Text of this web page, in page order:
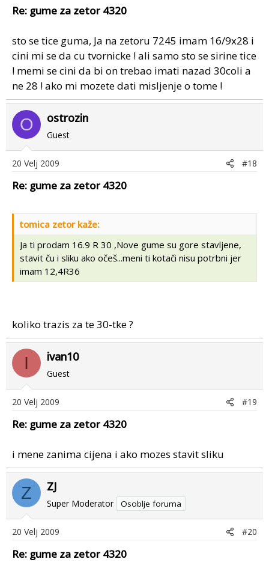
Re: gume za zetor 4320
sto se tice guma, Ja na zetoru 7245 imam 16/9x28 i
cini mi se da cu tvornicke ! ali samo sto se sirine tice
! memi se cini da bi on trebao imati nazad 30coli a
ne 28 ! ako mi mozete dati misljenje o tome !
O ostrozin
Guest
20 Velj 2009 #18
Re: gume za zetor 4320
tomica zetor kaže:
Ja ti prodam 16.9 R 30 ,Nove gume su gore stavljene,
stavit ču i sliku ako očeš...meni ti kotači nisu potrbni jer
imam 12,4R36
koliko trazis za te 30-tke ?
I ivan10
Guest
20 Velj 2009 #19
Re: gume za zetor 4320
i mene zanima cijena i ako mozes stavit sliku
Z ZJ
Super Moderator Osoblje foruma
20 Velj 2009 #20
Re: gume za zetor 4320